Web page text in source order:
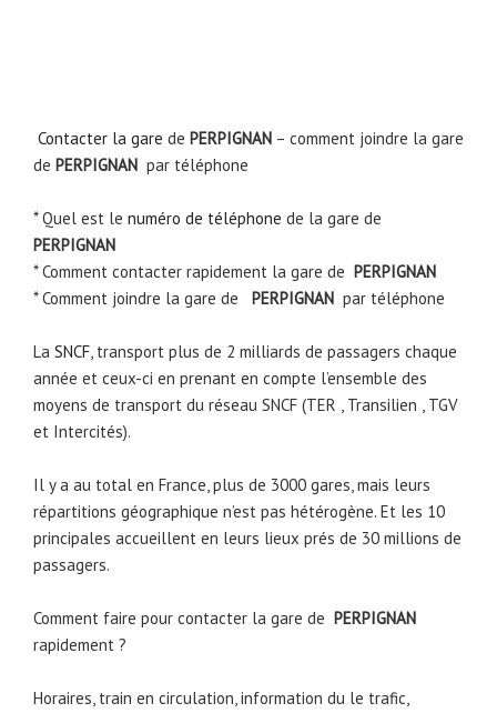
Contacter la gare de PERPIGNAN – comment joindre la gare
de PERPIGNAN par téléphone
* Quel est le numéro de téléphone de la gare de
PERPIGNAN
* Comment contacter rapidement la gare de PERPIGNAN
* Comment joindre la gare de
PERPIGNAN par téléphone
La SNCF, transport plus de 2 milliards de passagers chaque
année et ceux-ci en prenant en compte l’ensemble des
moyens de transport du réseau SNCF (TER , Transilien , TGV
et Intercités).
Il y a au total en France, plus de 3000 gares, mais leurs
répartitions géographique n’est pas hétérogène. Et les 10
principales accueillent en leurs lieux prés de 30 millions de
passagers.
Comment faire pour contacter la gare de PERPIGNAN
rapidement ?
Horaires, train en circulation, information du le trafic,